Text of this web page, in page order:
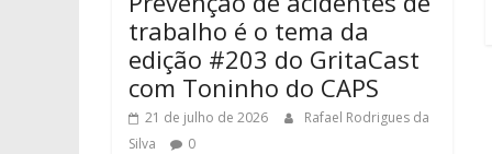
trabalho é o tema da
edição #203 do GritaCast
com Toninho do CAPS
21 de julho de 2026
Rafael Rodrigues da
Silva
0